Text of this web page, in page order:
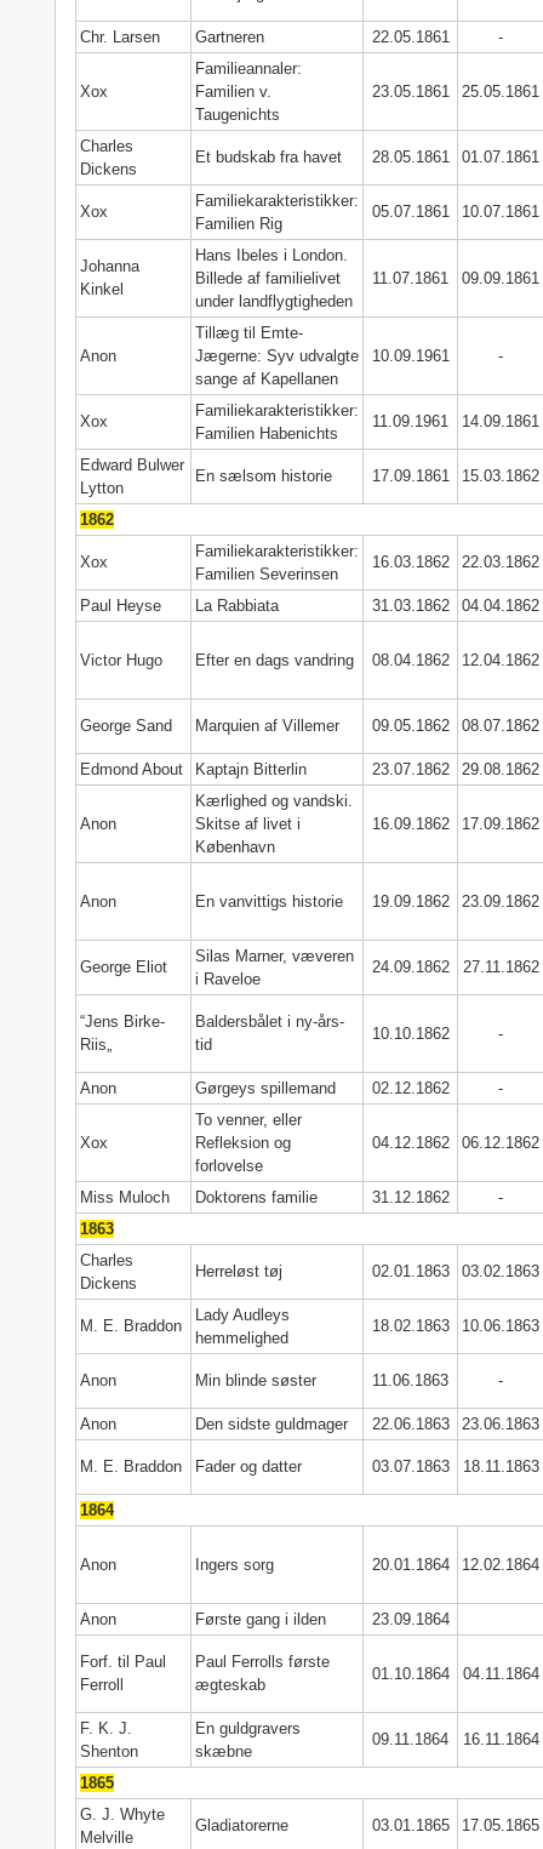
Chr. Larsen Gartneren 22.05.1861 -
Xox
Familieannaler:
Familien v.
Taugenichts
23.05.1861 25.05.1861
Charles
Dickens
Et budskab fra havet 28.05.1861 01.07.1861
Xox
Familiekarakteristikker:
Familien Rig
05.07.1861 10.07.1861
Johanna
Kinkel
Hans Ibeles i London.
Billede af familielivet
under landflygtigheden
11.07.1861 09.09.1861
Anon
Tillæg til Emte-
Jægerne: Syv udvalgte
sange af Kapellanen
10.09.1961 -
Xox
Familiekarakteristikker:
Familien Habenichts
11.09.1961 14.09.1861
Edward Bulwer
Lytton
En sælsom historie 17.09.1861 15.03.1862
1862
Xox
Familiekarakteristikker:
Familien Severinsen
16.03.1862 22.03.1862
Paul Heyse La Rabbiata 31.03.1862 04.04.1862
Victor Hugo Efter en dags vandring 08.04.1862 12.04.1862
George Sand Marquien af Villemer 09.05.1862 08.07.1862
Edmond About Kaptajn Bitterlin 23.07.1862 29.08.1862
Anon
Kærlighed og vandski.
Skitse af livet i
København
16.09.1862 17.09.1862
Anon En vanvittigs historie 19.09.1862 23.09.1862
George Eliot
Silas Marner, væveren
i Raveloe
24.09.1862 27.11.1862
“Jens Birke-
Riis„
Baldersbålet i ny-års-
tid
10.10.1862 -
Anon Gørgeys spillemand 02.12.1862 -
Xox
To venner, eller
Refleksion og
forlovelse
04.12.1862 06.12.1862
Miss Muloch Doktorens familie 31.12.1862
-
1863
Charles
Dickens
Herreløst tøj 02.01.1863 03.02.1863
M. E. Braddon
Lady Audleys
hemmelighed
18.02.1863 10.06.1863
Anon Min blinde søster 11.06.1863 -
Anon Den sidste guldmager 22.06.1863 23.06.1863
M. E. Braddon Fader og datter 03.07.1863 18.11.1863
1864
Anon Ingers sorg 20.01.1864 12.02.1864
Anon Første gang i ilden 23.09.1864
Forf. til Paul
Ferroll
Paul Ferrolls første
ægteskab
01.10.1864 04.11.1864
F. K. J.
Shenton
En guldgravers
skæbne
09.11.1864 16.11.1864
1865
G. J. Whyte
Melville
Gladiatorerne 03.01.1865 17.05.1865